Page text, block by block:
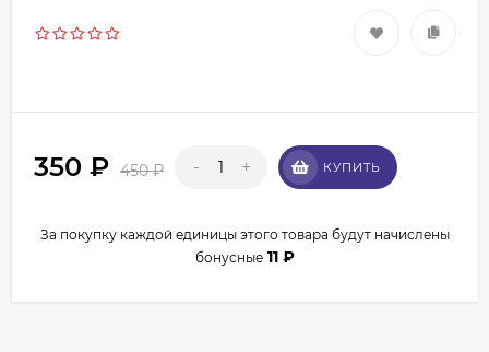
350 ₽ 450₽ - + КУПИТЬ
За покупку каждой единицы этого товара будут начислены
бонусные 11 ₽